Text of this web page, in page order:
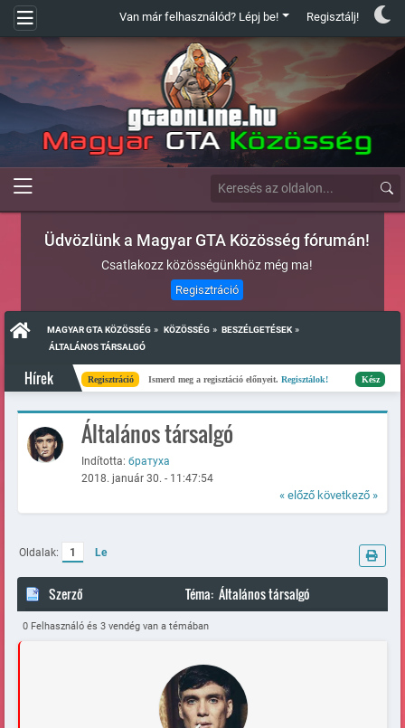
Van már felhasználód? Lépj be! Regisztálj!
Üdvözlünk a Magyar GTA Közösség fórumán!
Csatlakozz közösségünkhöz még ma!
Regisztráció
MAGYAR GTA KÖZÖSSÉG » KÖZÖSSÉG » BESZÉLGETÉSEK »
ÁLTALÁNOS TÁRSALGÓ
Hírek Regisztráció Ismerd meg a regisztáció előnyeit.Regisztálok! Elkészült
Általános társalgó
Indította: братуха
2018. január 30. - 11:47:54
« előző következő »
Oldalak: 1 Le
Szerző
Téma: Általános társalgó
(Megtekintve 121356 alkalommal)
0 Felhasználó és 3 vendég van a témában